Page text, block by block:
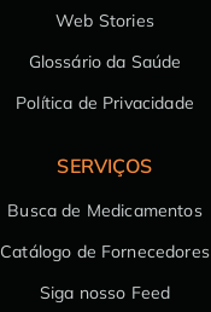
Web Stories
Glossário da Saúde
Política de Privacidade
SERVIÇOS
Busca de Medicamentos
Catálogo de Fornecedores
Siga nosso Feed